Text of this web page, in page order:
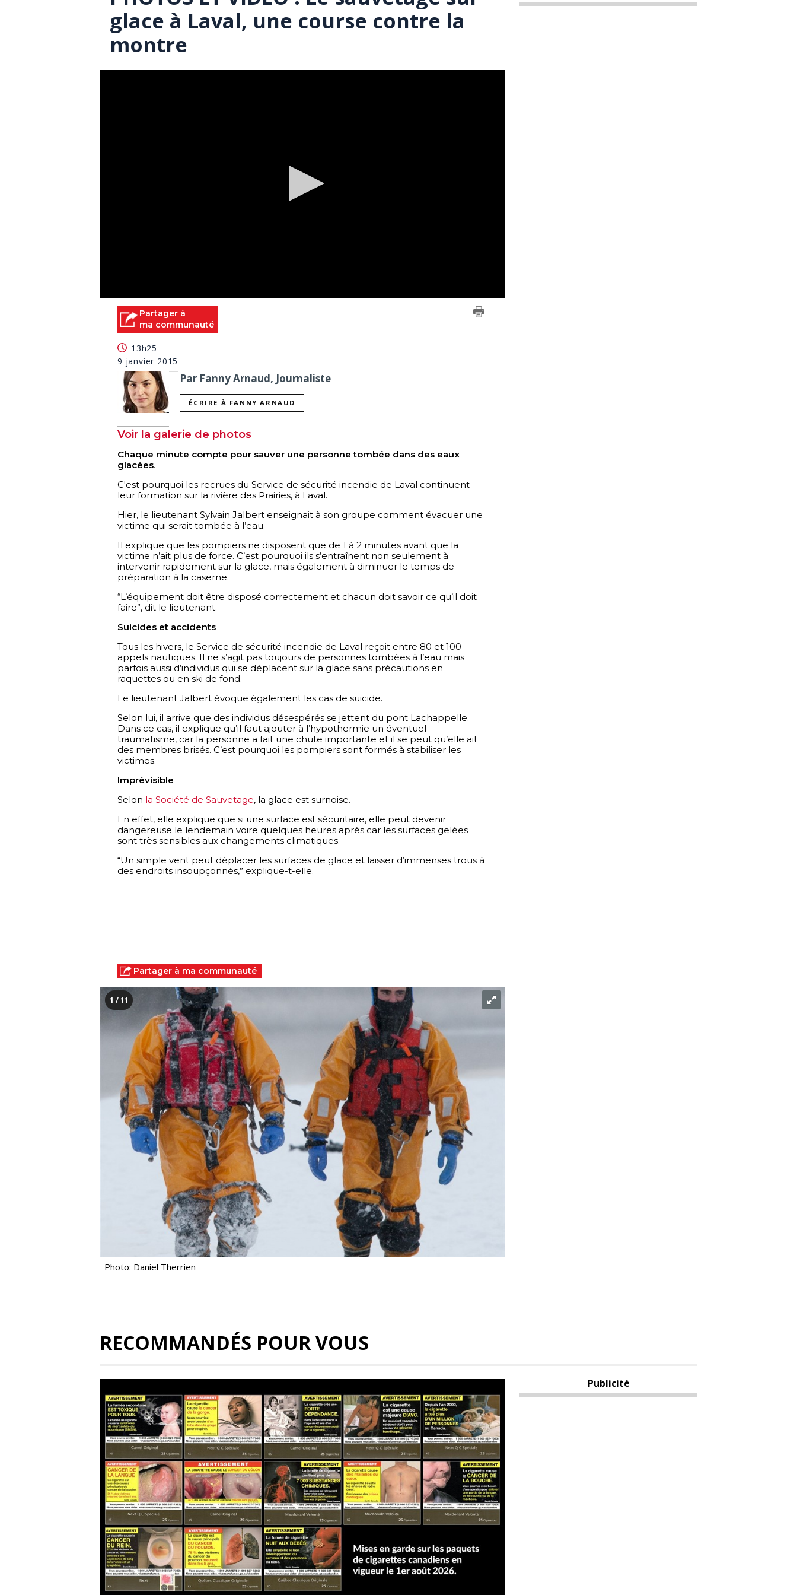
glace à Laval, une course contre la
montre
seconds
90%
Partager à
ma communauté
13h25
9 janvier 2015
Par Fanny Arnaud, Journaliste
ÉCRIRE À FANNY ARNAUD
Voir la galerie de photos
Chaque minute compte pour sauver une personne tombée dans des eaux
glacées.
C'est pourquoi les recrues du Service de sécurité incendie de Laval continuent
leur formation sur la rivière des Prairies, à Laval.
Hier, le lieutenant Sylvain Jalbert enseignait à son groupe comment évacuer une
victime qui serait tombée à l’eau.
Il explique que les pompiers ne disposent que de 1 à 2 minutes avant que la
victime n’ait plus de force. C’est pourquoi ils s’entraînent non seulement à
intervenir rapidement sur la glace, mais également à diminuer le temps de
préparation à la caserne.
“L’équipement doit être disposé correctement et chacun doit savoir ce qu’il doit
faire”, dit le lieutenant.
Suicides et accidents
Tous les hivers, le Service de sécurité incendie de Laval reçoit entre 80 et 100
appels nautiques. Il ne s’agit pas toujours de personnes tombées à l’eau mais
parfois aussi d’individus qui se déplacent sur la glace sans précautions en
raquettes ou en ski de fond.
Le lieutenant Jalbert évoque également les cas de suicide.
Selon lui, il arrive que des individus désespérés se jettent du pont Lachappelle.
Dans ce cas, il explique qu’il faut ajouter à l’hypothermie un éventuel
traumatisme, car la personne a fait une chute importante et il se peut qu’elle ait
des membres brisés. C’est pourquoi les pompiers sont formés à stabiliser les
victimes.
Imprévisible
Selon la Société de Sauvetage, la glace est surnoise.
En effet, elle explique que si une surface est sécuritaire, elle peut devenir
dangereuse le lendemain voire quelques heures après car les surfaces gelées
sont très sensibles aux changements climatiques.
“Un simple vent peut déplacer les surfaces de glace et laisser d’immenses trous à
des endroits insoupçonnés,” explique-t-elle.
Partager à ma communauté
1 / 11
Photo: Daniel Therrien
RECOMMANDÉS POUR VOUS
Publicité